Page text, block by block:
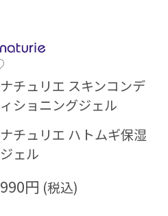
ナチュリエ スキンコンデ
ィショニングジェル
ナチュリエ ハトムギ保湿
ジェル
990円